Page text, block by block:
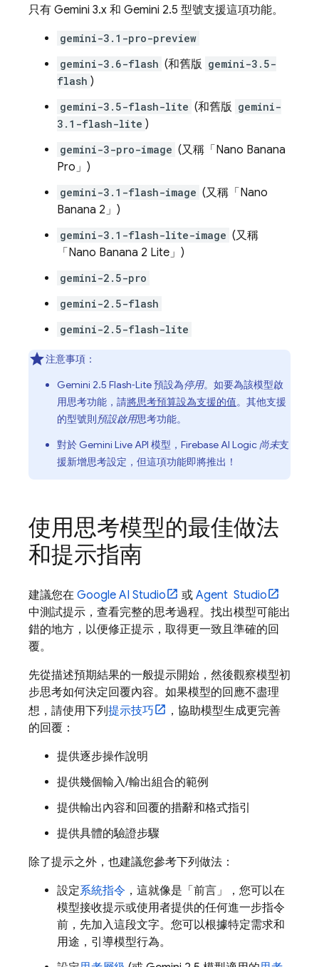
只有 Gemini 3.x 和 Gemini 2.5 型號支援這項功能。
gemini-3.1-pro-preview
gemini-3.6-flash (和舊版 gemini-3.5-
flash )
gemini-3.5-flash-lite (和舊版 gemini-
3.1-flash-lite )
gemini-3-pro-image (又稱「Nano Banana
Pro」)
gemini-3.1-flash-image (又稱「Nano
Banana 2」)
gemini-3.1-flash-lite-image (又稱
「Nano Banana 2 Lite」)
gemini-2.5-pro
gemini-2.5-flash
gemini-2.5-flash-lite
注意事項：
Gemini 2.5 Flash‑Lite預設為停用。如要為該模型啟
用思考功能，請將思考預算設為支援的值。其他支援
的型號則預設啟用思考功能。
對於 Gemini Live API 模型， Firebase AI Logic 尚未支
援新增思考設定，但這項功能即將推出！
使用思考模型的最佳做法
和提示指南
建議您在 Google AI Studio 或 Agent Studio
中測試提示，查看完整的思考過程。找出模型可能出
錯的地方，以便修正提示，取得更一致且準確的回
覆。
先從描述預期結果的一般提示開始，然後觀察模型初
步思考如何決定回覆內容。如果模型的回應不盡理
想，請使用下列提示技巧
，協助模型生成更完善
的回覆：
提供逐步操作說明
提供幾個輸入/輸出組合的範例
提供輸出內容和回覆的措辭和格式指引
提供具體的驗證步驟
除了提示之外，也建議您參考下列做法：
設定系統指令 ，這就像是「前言」，您可以在
模型接收提示或使用者提供的任何進一步指令
前，先加入這段文字。您可以根據特定需求和
用途，引導模型行為。